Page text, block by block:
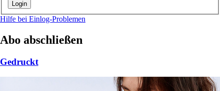
Hilfe bei Einlog-Problemen
Abo abschließen
Gedruckt